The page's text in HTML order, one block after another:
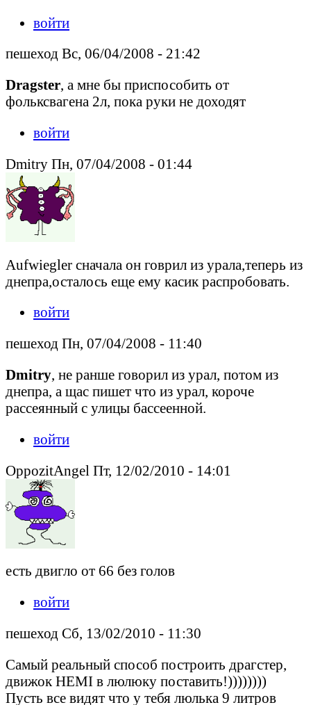
войти
пешеход Вс, 06/04/2008 - 21:42
Dragster, а мне бы приспособить от
фольксвагена 2л, пока руки не доходят
войти
Dmitry Пн, 07/04/2008 - 01:44
Aufwiegler сначала он говрил из урала,теперь из
днепра,осталось еще ему касик распробовать.
войти
пешеход Пн, 07/04/2008 - 11:40
Dmitry, не ранше говорил из урал, потом из
днепра, а щас пишет что из урал, короче
рассеянный с улицы бассеенной.
войти
OppozitAngel Пт, 12/02/2010 - 14:01
есть двигло от 66 без голов
войти
пешеход Сб, 13/02/2010 - 11:30
Самый реальный способ построить драгстер,
движок HEMI в люлюку поставить!))))))))
Пусть все видят что у тебя люлька 9 литров